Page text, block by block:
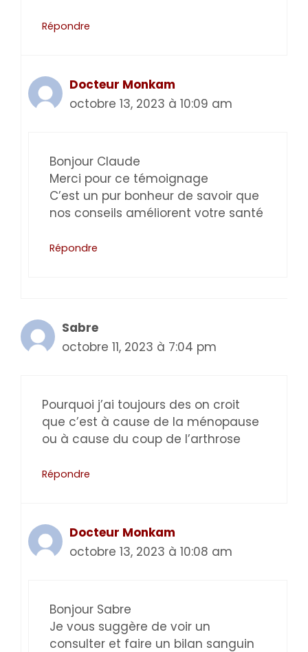
Répondre
Docteur Monkam
octobre 13, 2023 à 10:09 am
Bonjour Claude
Merci pour ce témoignage
C’est un pur bonheur de savoir que
nos conseils améliorent votre santé
Répondre
Sabre
octobre 11, 2023 à 7:04 pm
Pourquoi j’ai toujours des on croit
que c’est à cause de la ménopause
ou à cause du coup de l’arthrose
Répondre
Docteur Monkam
octobre 13, 2023 à 10:08 am
Bonjour Sabre
Je vous suggère de voir un
consulter et faire un bilan sanguin